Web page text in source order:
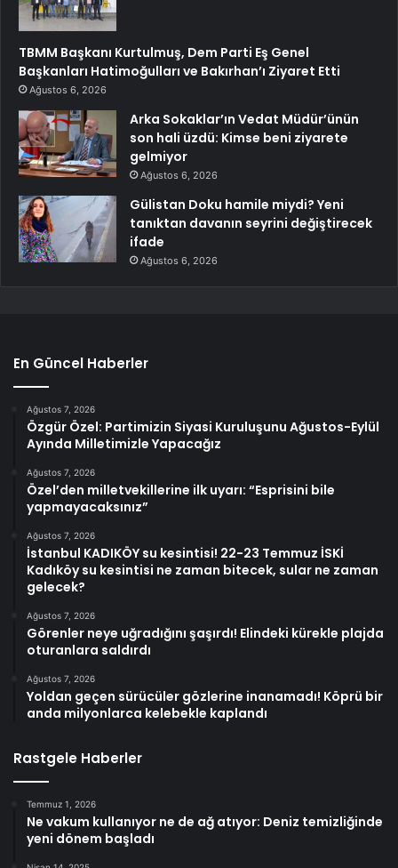
TBMM Başkanı Kurtulmuş, Dem Parti Eş Genel
Başkanları Hatimoğulları ve Bakırhan’ı Ziyaret Etti
Ağustos 6, 2026
Arka Sokaklar’ın Vedat Müdür’ünün
son hali üzdü: Kimse beni ziyarete
gelmiyor
Ağustos 6, 2026
Gülistan Doku hamile miydi? Yeni
tanıktan davanın seyrini değiştirecek
ifade
Ağustos 6, 2026
En Güncel Haberler
Ağustos 7, 2026
Özgür Özel: Partimizin Siyasi Kuruluşunu Ağustos-Eylül
Ayında Milletimizle Yapacağız
Ağustos 7, 2026
Özel’den milletvekillerine ilk uyarı: “Esprisini bile
yapmayacaksınız”
Ağustos 7, 2026
İstanbul KADIKÖY su kesintisi! 22-23 Temmuz İSKİ
Kadıköy su kesintisi ne zaman bitecek, sular ne zaman
gelecek?
Ağustos 7, 2026
Görenler neye uğradığını şaşırdı! Elindeki kürekle plajda
oturanlara saldırdı
Ağustos 7, 2026
Yoldan geçen sürücüler gözlerine inanamadı! Köprü bir
anda milyonlarca kelebekle kaplandı
Rastgele Haberler
Temmuz 1, 2026
Ne vakum kullanıyor ne de ağ atıyor: Deniz temizliğinde
yeni dönem başladı